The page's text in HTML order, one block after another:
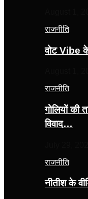
राजनीति
वोट Vibe
राजनीति
गोलियों की
विवाद…
राजनीति
नीतीश के